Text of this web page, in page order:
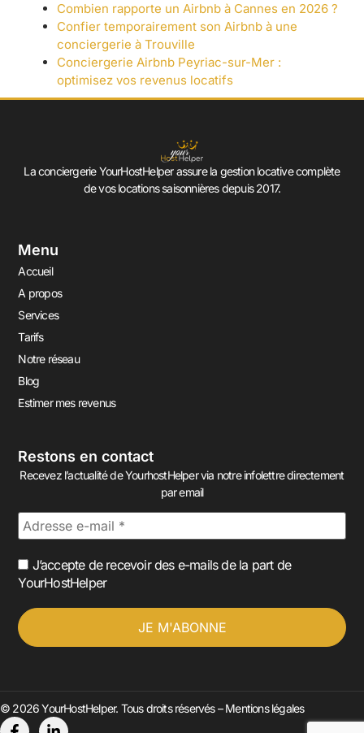
Combien rapporte un Airbnb à Cannes en 2026 ?
Confier temporairement son Airbnb à une
conciergerie à Trouville
Conciergerie Airbnb Peyriac-sur-Mer :
optimisez vos revenus locatifs
La conciergerie YourHostHelper assure la gestion locative complète
de vos locations saisonnières depuis 2017.
Menu
Accueil
A propos
Services
Tarifs
Notre réseau
Blog
Estimer mes revenus
Restons en contact
Recevez l’actualité de YourhostHelper via notre infolettre directement
par email
J’accepte de recevoir des e-mails de la part de
YourHostHelper
© 2026 YourHostHelper. Tous droits réservés –Mentions légales